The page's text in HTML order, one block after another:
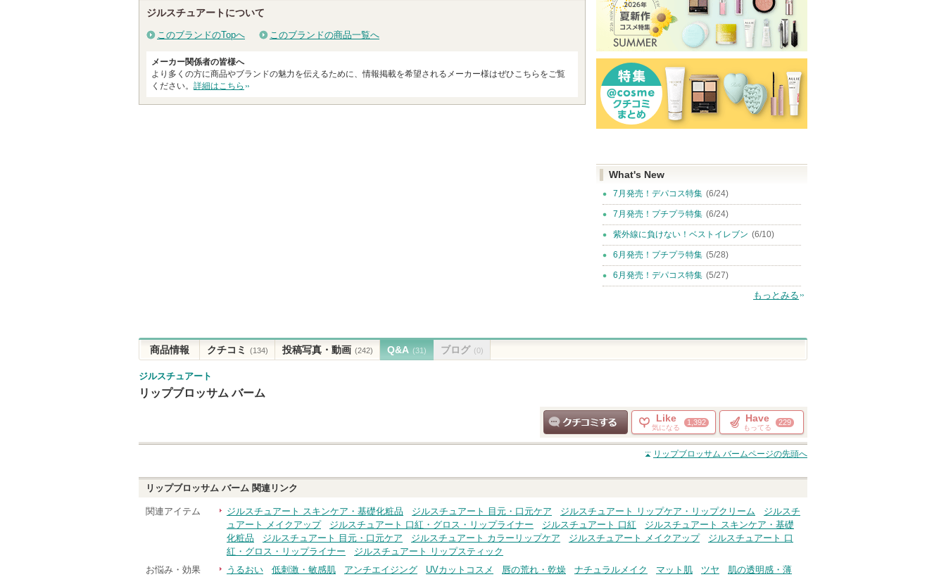
ジルスチュアートについて
このブランドのTopへ このブランドの商品一覧へ
メーカー関係者の皆様へ
より多くの方に商品やブランドの魅力を伝えるために、情報掲載を希望されるメーカー様はぜひこちらをご覧
ください。 詳細はこちら
What's New
7月発売！デパコス特集 (6/24)
7月発売！プチプラ特集 (6/24)
紫外線に負けない！ベストイレブン (6/10)
6月発売！プチプラ特集 (5/28)
6月発売！デパコス特集 (5/27)
もっとみる
商品情報 クチコミ (134) 投稿写真・動画 (242) Q&A (31) ブログ (0)
ジルスチュアート
リップブロッサム バーム
クチコミする
Like
気になる
1,392 Have
もってる
229
リップブロッサム バームページの先頭へ
リップブロッサム バーム 関連リンク
関連アイテム ジルスチュアート スキンケア・基礎化粧品 ジルスチュアート 目元・口元ケア ジルスチュアート リップケア・リップクリーム
ジルスチ
ュアート メイクアップ
ジルスチュアート 口紅・グロス・リップライナー ジルスチュアート 口紅
ジルスチュアート スキンケア・基礎
化粧品
ジルスチュアート 目元・口元ケア ジルスチュアート カラーリップケア ジルスチュアート メイクアップ
ジルスチュアート 口
紅・グロス・リップライナー
ジルスチュアート リップスティック
お悩み・効果
うるおい 低刺激・敏感肌 アンチエイジング UVカットコスメ 唇の荒れ・乾燥 ナチュラルメイク マット肌 ツヤ
肌の透明感・薄